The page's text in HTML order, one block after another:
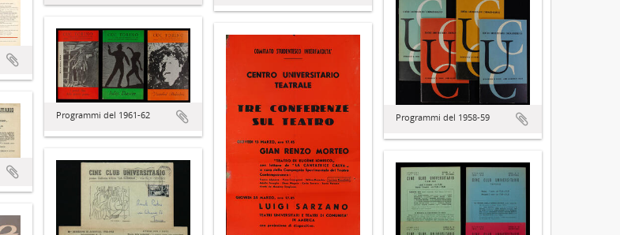
Programmi del 1958-59
Programmi del 1961-62